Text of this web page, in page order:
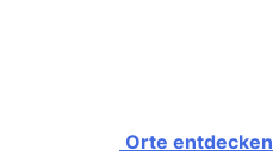
Orte entdecken